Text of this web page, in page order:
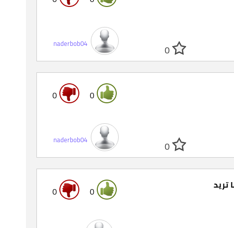
naderbob04 0
0 0
naderbob04 0
0 0